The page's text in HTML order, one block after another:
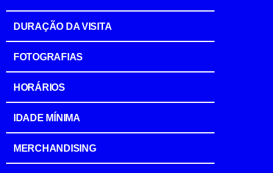
DURAÇÃO DA VISITA
FOTOGRAFIAS
HORÁRIOS
IDADE MÍNIMA
MERCHANDISING